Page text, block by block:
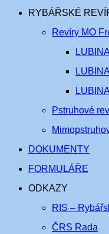
RYBÁŘSKÉ
Revíry MO
Pstruhové
DOKUMENTY
FORMULÁŘE
ODKAZY
RIS –
ČRS Rada